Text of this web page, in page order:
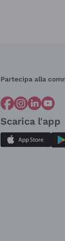
Partecipa alla
Scarica l'app